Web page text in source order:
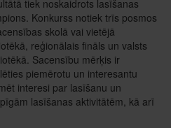
tiek noskaidrots lasīšanas
Konkurss notiek trīs posmos
skolā vai vietējā
reģionālais fināls un valsts
Sacensību mērķis ir
piemērotu un interesantu
interesi par lasīšanu un
lasīšanas aktivitātēm, kā arī